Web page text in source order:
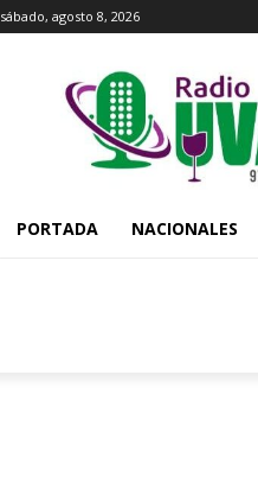
sábado, agosto 8, 2026
PORTADA NACIONALES